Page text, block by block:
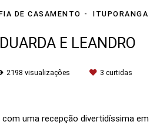
DE CASAMENTO
E LEANDRO
2198 visualizações 3 curtidas
uma recepção divertidíssima